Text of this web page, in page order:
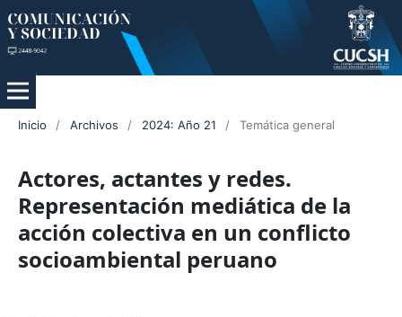
Inicio / Archivos / 2024: Año 21 / Temática general
Actores, actantes y redes.
Representación mediática de la
acción colectiva en un conflicto
socioambiental peruano